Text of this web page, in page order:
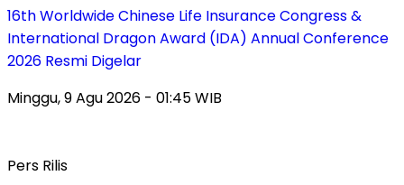
16th Worldwide Chinese Life Insurance Congress &
International Dragon Award (IDA) Annual Conference
2026 Resmi Digelar
Minggu, 9 Agu 2026 - 01:45 WIB
Pers Rilis